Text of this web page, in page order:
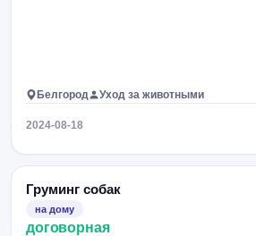
Белгород Уход за животными
2024-08-18
Груминг собак
на дому
договорная